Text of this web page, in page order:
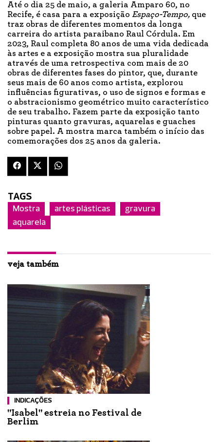
Até o dia 25 de maio, a galeria Amparo 60, no
Recife, é casa para a exposição Espaço-Tempo, que
traz obras de diferentes momentos da longa
carreira do artista paraibano Raul Córdula. Em
2023, Raul completa 80 anos de uma vida dedicada
às artes e a exposição mostra sua pluralidade
através de uma retrospectiva com mais de 20
obras de diferentes fases do pintor, que, durante
seus mais de 60 anos como artista, explorou
influências figurativas, o uso de signos e formas e
o abstracionismo geométrico muito característico
de seu trabalho. Fazem parte da exposição tanto
pinturas quanto gravuras, aquarelas e guaches
sobre papel. A mostra marca também o início das
comemorações dos 25 anos da galeria.
TAGS
Mostra artes plásticas
gravura
aquarela
veja também
INDICAÇÕES
"Isabel" estreia no Festival de
Berlim